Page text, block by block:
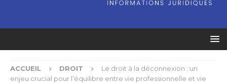
ACCUEIL DROIT
Le droit à la déconnexion : un
enjeu crucial pour l’équilibre entre vie professionnelle et vie